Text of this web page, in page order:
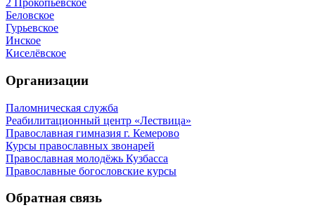
2 Прокопьевское
Беловское
Гурьевское
Инское
Киселёвское
Организации
Паломническая служба
Реабилитационный центр «Лествица»
Православная гимназия г. Кемерово
Курсы православных звонарей
Православная молодёжь Кузбасса
Православные богословские курсы
Обратная связь